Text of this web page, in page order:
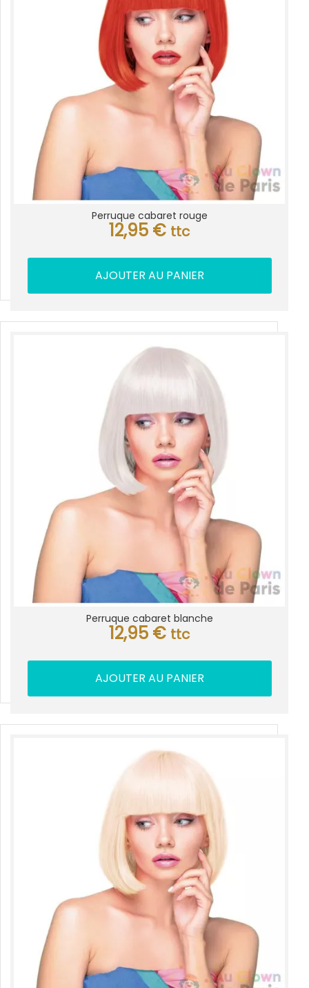
Perruque cabaret rouge
12,95 € ttc
AJOUTER AU PANIER
Perruque cabaret blanche
12,95 € ttc
AJOUTER AU PANIER